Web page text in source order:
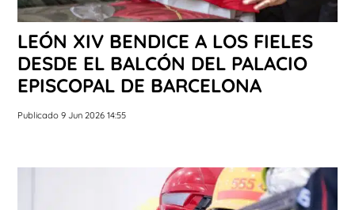
LEÓN XIV BENDICE A LOS FIELES
DESDE EL BALCÓN DEL PALACIO
EPISCOPAL DE BARCELONA
Publicado 9 Jun 2026 14:55